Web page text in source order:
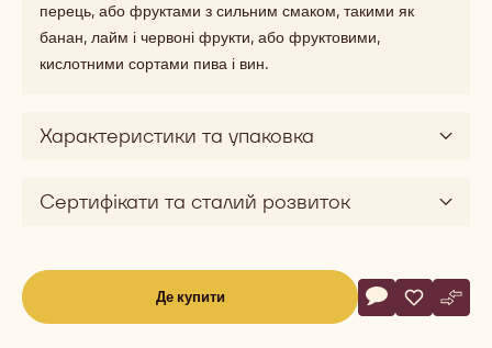
перець, або фруктами з сильним смаком, такими як
банан, лайм і червоні фрукти, або фруктовими,
кислотними сортами пива і вин.
Характеристики та упаковка
Сертифікати та сталий розвиток
Де купити
Actions
Написати
- ТемнийЗаписати
- Темний
-